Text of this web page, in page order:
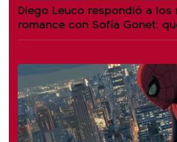
Diego Leuco respondió a los
romance con Sofía Gonet: